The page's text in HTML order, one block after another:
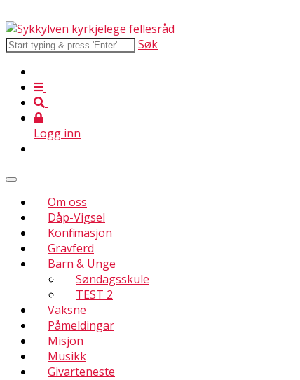
Søk
Logg inn
Om oss
Dåp-Vigsel
Konfirmasjon
Gravferd
Barn & Unge
Søndagsskule
TEST 2
Vaksne
Påmeldingar
Misjon
Musikk
Givarteneste